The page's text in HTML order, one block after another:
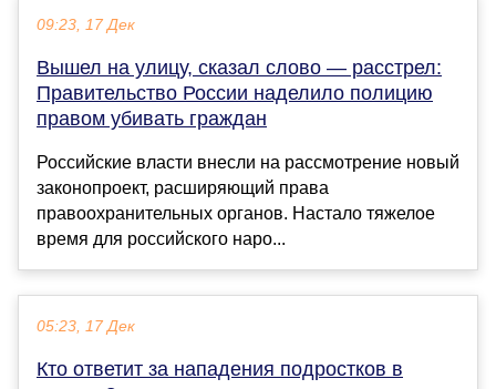
09:23, 17 Дек
Вышел на улицу, сказал слово — расстрел:
Правительство России наделило полицию
правом убивать граждан
Российские власти внесли на рассмотрение новый
законопроект, расширяющий права
правоохранительных органов. Настало тяжелое
время для российского наро...
05:23, 17 Дек
Кто ответит за нападения подростков в